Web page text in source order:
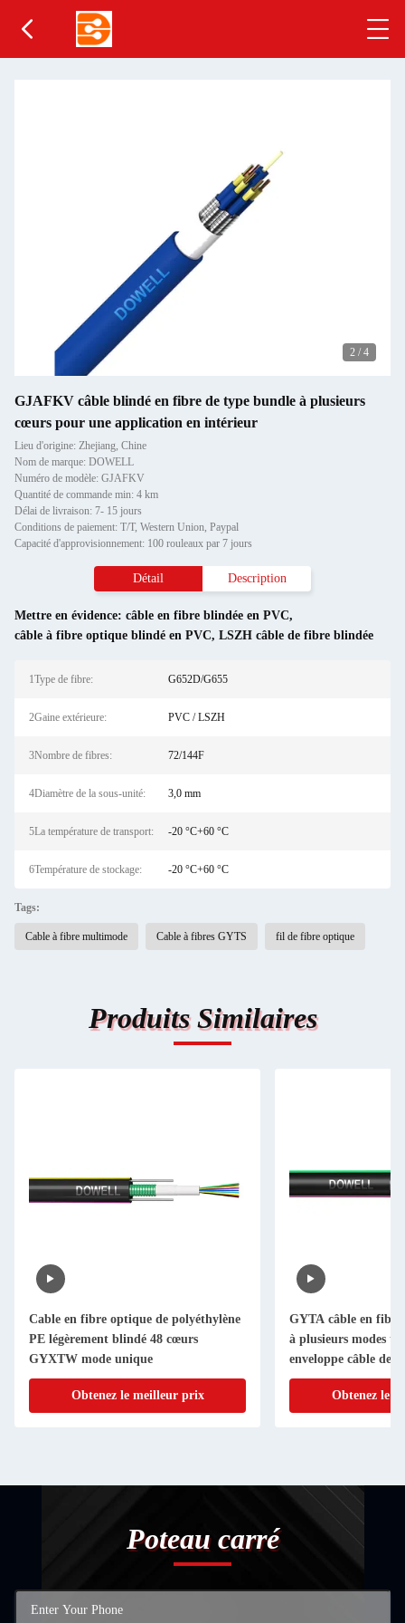
2 / 4
GJAFKV câble blindé en fibre de type bundle à plusieurs
cœurs pour une application en intérieur
Lieu d'origine: Zhejiang, Chine
Nom de marque: DOWELL
Numéro de modèle: GJAFKV
Quantité de commande min: 4 km
Délai de livraison: 7- 15 jours
Conditions de paiement: T/T, Western Union, Paypal
Capacité d'approvisionnement: 100 rouleaux par 7 jours
Détail Description
Mettre en évidence: câble en fibre blindée en PVC,
câble à fibre optique blindé en PVC, LSZH câble de fibre blindée
1Type de fibre: G652D/G655
2Gaine extérieure: PVC / LSZH
3Nombre de fibres: 72/144F
4Diamètre de la sous-unité: 3,0 mm
5La température de transport: -20 °C+60 °C
6Température de stockage: -20 °C+60 °C
Tags:
Cable à fibre multimode Cable à fibres GYTS fil de fibre optique
Produits Similaires
Cable en fibre optique de polyéthylène
PE légèrement blindé 48 cœurs
GYXTW mode unique
Obtenez le meilleur prix
GYTA câble en
à plusieurs modes
enveloppe câble de
aluminium
Obtenez le
Poteau carré